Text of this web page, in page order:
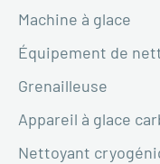
Machine à glace
Équipement de
Grenailleuse
Appareil à glace
Nettoyant